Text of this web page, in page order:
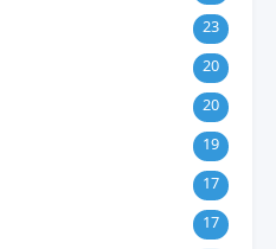
23
20
20
19
17
17